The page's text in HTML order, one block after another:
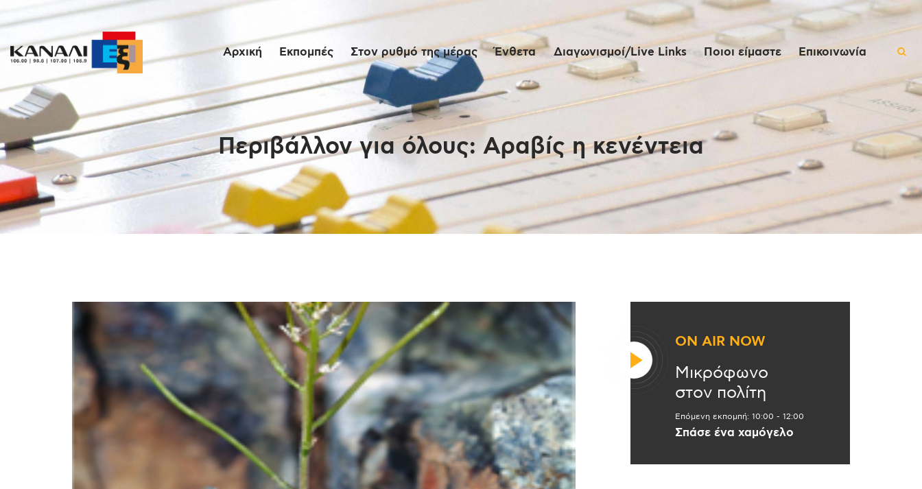
Αρχική Εκπομπές Στον ρυθμό της μέρας Ένθετα Διαγωνισμοί/Live Links Ποιοι είμαστε Επικοινωνία
Περιβάλλον για όλους: Αραβίς η κενέντεια
Αρχική
Εκπομπές
Στον ρυθμό της
μέρας
Ένθετα
Διαγωνισμοί/Live
Επικοινωνία
ON AIR NOW
Μικρόφωνο
στον πολίτη
Επόμενη εκπομπή: 10:00 - 12:00
Σπάσε ένα χαμόγελο